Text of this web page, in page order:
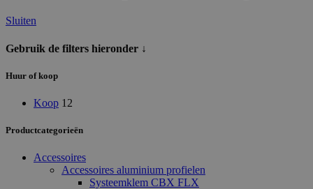
Sluiten
Gebruik de filters hieronder ↓
Huur of koop
Koop 12
Productcategorieën
Accessoires
Accessoires aluminium profielen
Systeemklem CBX FLX